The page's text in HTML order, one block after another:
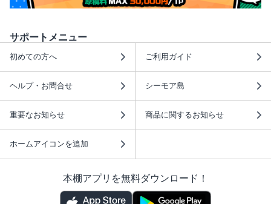
サポートメニュー
初めての方へ ご利用ガイド
ヘルプ・お問合せ シーモア島
重要なお知らせ 商品に関するお知らせ
ホームアイコンを追加
本棚アプリを無料ダウンロード！